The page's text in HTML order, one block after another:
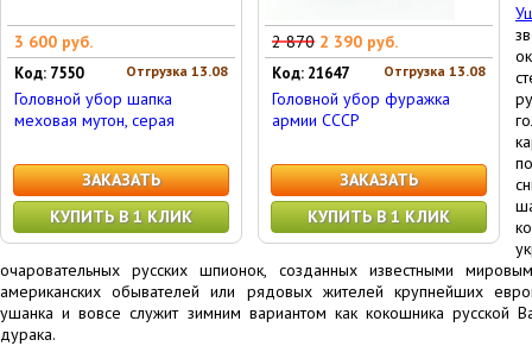
3 600 руб.
Отгрузка 13.08
Код: 7550
Головной убор шапка
меховая мутон, серая
ЗАКАЗАТЬ
КУПИТЬ В 1 КЛИК
2 870 2 390 руб.
Отгрузка 13.08
Код: 21647
Головной убор фуражка
армии СССР
ЗАКАЗАТЬ
КУПИТЬ В 1 КЛИК
очаровательных русских шпионок, созданных известными
американских обывателей или рядовых жителей крупнейших
ушанка и вовсе служит зимним вариантом как кокошника русской
дурака.